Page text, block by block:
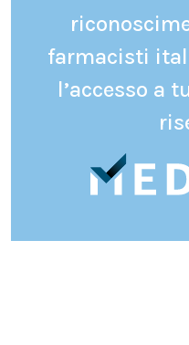
farmacisti
l’accesso a